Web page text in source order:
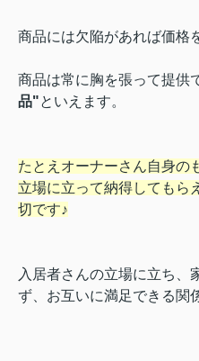
商品には欠陥があれば価格
商品は常に胸を張って提供
品"といえます。
たとえオーナーさん自身の
立場に立って納得してもら
切です♪
入居者さんの立場に立ち、
ず、お互いに満足できる関